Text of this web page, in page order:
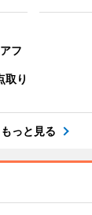
フ
り
もっと見る